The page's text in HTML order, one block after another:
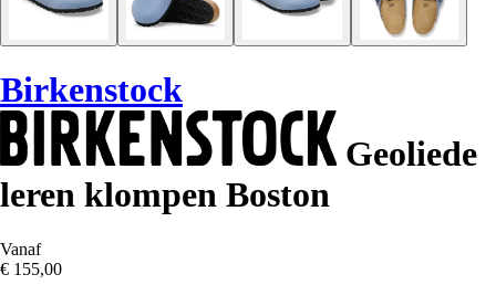
Birkenstock
Geoliede
leren klompen Boston
Vanaf
€ 155,00